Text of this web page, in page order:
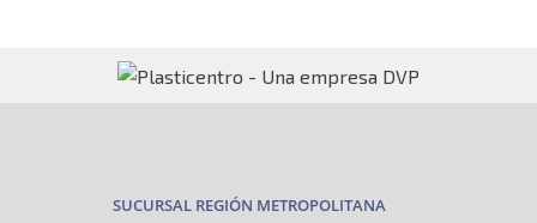
SUCURSAL REGIÓN METROPOLITANA